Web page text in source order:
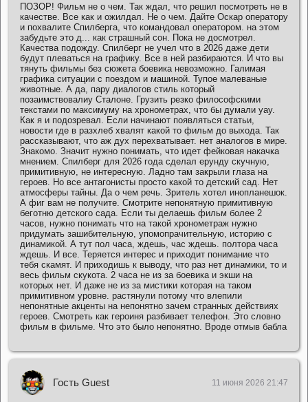
ПОЗОР! Фильм не о чем. Так ждал, что решил посмотреть не в
качестве. Все как и ожилдал. Не о чем. Дайте Оскар оператору
и похвалите Спилберга, что командовал оператором. на этом
забудьте это д... как страшный сон. Пока не досмотрел.
Качества подожду. Спилберг не учел что в 2026 даже дети
будут плеваться на графику. Все в ней разбираются. И что вы
тянуть фильмы без сюжета боевика невозможно. Галимая
графика ситуации с поездом и машиной. Тупое малеваные
животные. А да, пару диалогов стиль который
позаимствовалиу Сталоне. Грузить резко философскими
текстами по максимуму на хронометрах, что бы думали уау.
Как я и подозревал. Если начинают появляться статьи,
новости где в разхлеб хвалят какой то фильм до выхода. Так
рассказывают, что аж дух перехватывает. нет аналогов в мире.
Знакомо. Значит нужно понимать, что идет фейковая накачка
мнением. Спилберг для 2026 года сделал ерунду скучную,
примитивную, не интересную. Ладно там закрыли глаза на
героев. Но все антагонисты просто какой то детский сад. Нет
атмосферы тайны. Да о чем речь. Зритель хотел инопланешок.
А фиг вам не получите. Смотрите непонятную примитивную
беготню детского сада. Если ты делаешь фильм более 2
часов, нужно понимать что на такой хронометраж нужно
придумать зашибительную, упомопрачительную, историю с
динамикой. А тут пол часа, ждешь, час ждешь. полтора часа
ждешь. И все. Теряется интерес и приходит понимание что
тебя скамят. И приходишь к выводу, что раз нет динамики, то и
весь фильм скукота. 2 часа не из за боевика и экши на
которых нет. И даже не из за мистики которая на таком
примитивном уровне. растянули потому что влепили
непонятные акценты на непонятно зачем странных действиях
героев. Смотреть как героиня разбивает телефон. Это словно
фильм в фильме. Что это было непонятно. Вроде отмыв бабла
Гость Guest 11 июня 2026 21:47